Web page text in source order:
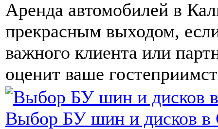
Аренда автомобилей в
прекрасным выходом,
важного клиента или
оценит ваше
Выбор БУ шин и дисков в